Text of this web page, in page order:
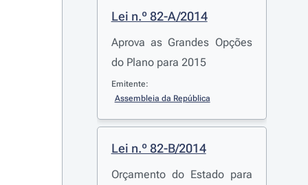
Lei n.º 82-A/2014
Aprova as Grandes Opções
do Plano para 2015
Emitente:
Assembleia da República
Lei n.º 82-B/2014
Orçamento do Estado para